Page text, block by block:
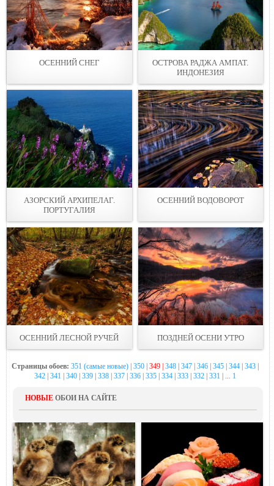
ОСЕННИЙ СНЕГ
ОСТРОВА РАДЖА АМПАТ.
ИНДОНЕЗИЯ
АЗОРСКИЙ АРХИПЕЛАГ.
ПОРТУГАЛИЯ
ОСЕННИЙ ВОДОВОРОТ
ОСЕННИЙ ЛЕСНОЙ РУЧЕЙ ПОЗДНЕЙ ОСЕНИ УТРО
Страницы обоев: 351 (самые новые)| 350| 349 | 348| 347| 346| 345| 344| 343|
342| 341 340| 339| 338| 337| 336| 335| 334| 333| 332| 331 | ... 1
НОВЫЕ ОБОИ НА САЙТЕ